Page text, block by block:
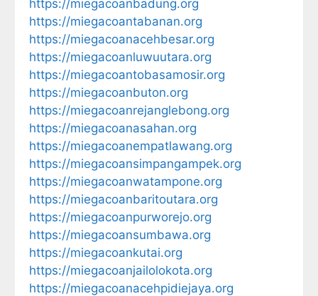
https://miegacoanbadung.org
https://miegacoantabanan.org
https://miegacoanacehbesar.org
https://miegacoanluwuutara.org
https://miegacoantobasamosir.org
https://miegacoanbuton.org
https://miegacoanrejanglebong.org
https://miegacoanasahan.org
https://miegacoanempatlawang.org
https://miegacoansimpangampek.org
https://miegacoanwatampone.org
https://miegacoanbaritoutara.org
https://miegacoanpurworejo.org
https://miegacoansumbawa.org
https://miegacoankutai.org
https://miegacoanjailolokota.org
https://miegacoanacehpidiejaya.org